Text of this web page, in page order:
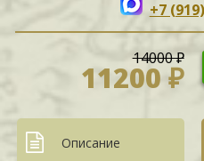
+7
14000 ₽
11200 ₽
Описание